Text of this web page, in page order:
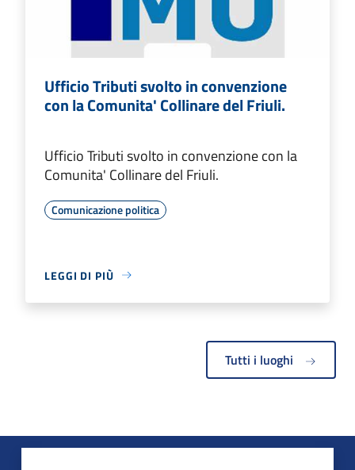
Ufficio Tributi svolto in convenzione
con la Comunita' Collinare del Friuli.
Ufficio Tributi svolto in convenzione con la
Comunita' Collinare del Friuli.
Comunicazione politica
LEGGI DI PIÙ
Tutti i luoghi